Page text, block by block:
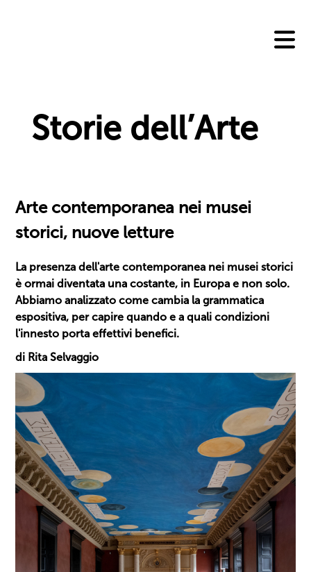
Storie dell’Arte
Arte contemporanea nei musei
storici, nuove letture
La presenza dell'arte contemporanea nei musei storici
è ormai diventata una costante, in Europa e non solo.
Abbiamo analizzato come cambia la grammatica
espositiva, per capire quando e a quali condizioni
l'innesto porta effettivi benefici.
di Rita Selvaggio